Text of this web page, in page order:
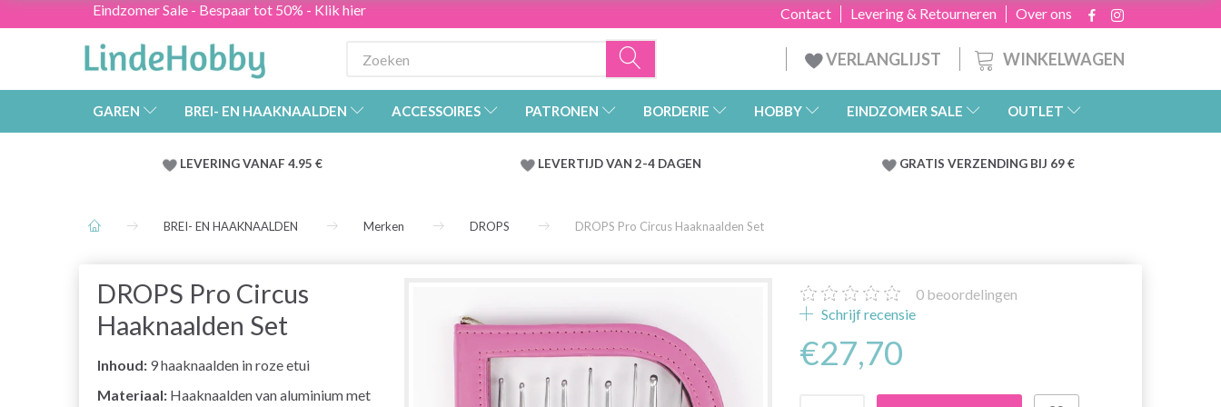
Eindzomer Sale - Bespaar tot 50% - Klik hier Over ons
Levering & Retourneren
Contact
WINKELWAGEN
VERLANGLIJST
GAREN BREI- EN HAAKNAALDEN ACCESSOIRES PATRONEN BORDERIE HOBBY EINDZOMER SALE OUTLET
LEVERING VANAF 4.95 € LEVERTIJD VAN 2-4 DAGEN GRATIS VERZENDING BIJ 69 €
BREI- EN HAAKNAALDEN Merken DROPS DROPS Pro Circus Haaknaalden Set
DROPS Pro Circus
Haaknaalden Set
Inhoud: 9 haaknaalden in roze etui
Materiaal: Haaknaalden van aluminium met
0 beoordelingen
Schrijf recensie
€27,70